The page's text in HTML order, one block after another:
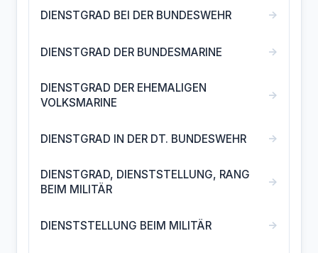
DIENSTGRAD BEI DER BUNDESWEHR →
DIENSTGRAD DER BUNDESMARINE →
DIENSTGRAD DER EHEMALIGEN
VOLKSMARINE
→
DIENSTGRAD IN DER DT. BUNDESWEHR →
DIENSTGRAD, DIENSTSTELLUNG, RANG
BEIM MILITÄR
→
DIENSTSTELLUNG BEIM MILITÄR →